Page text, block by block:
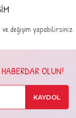
ve değişim yapabilirsiniz.
OLUN!
KAYDOL